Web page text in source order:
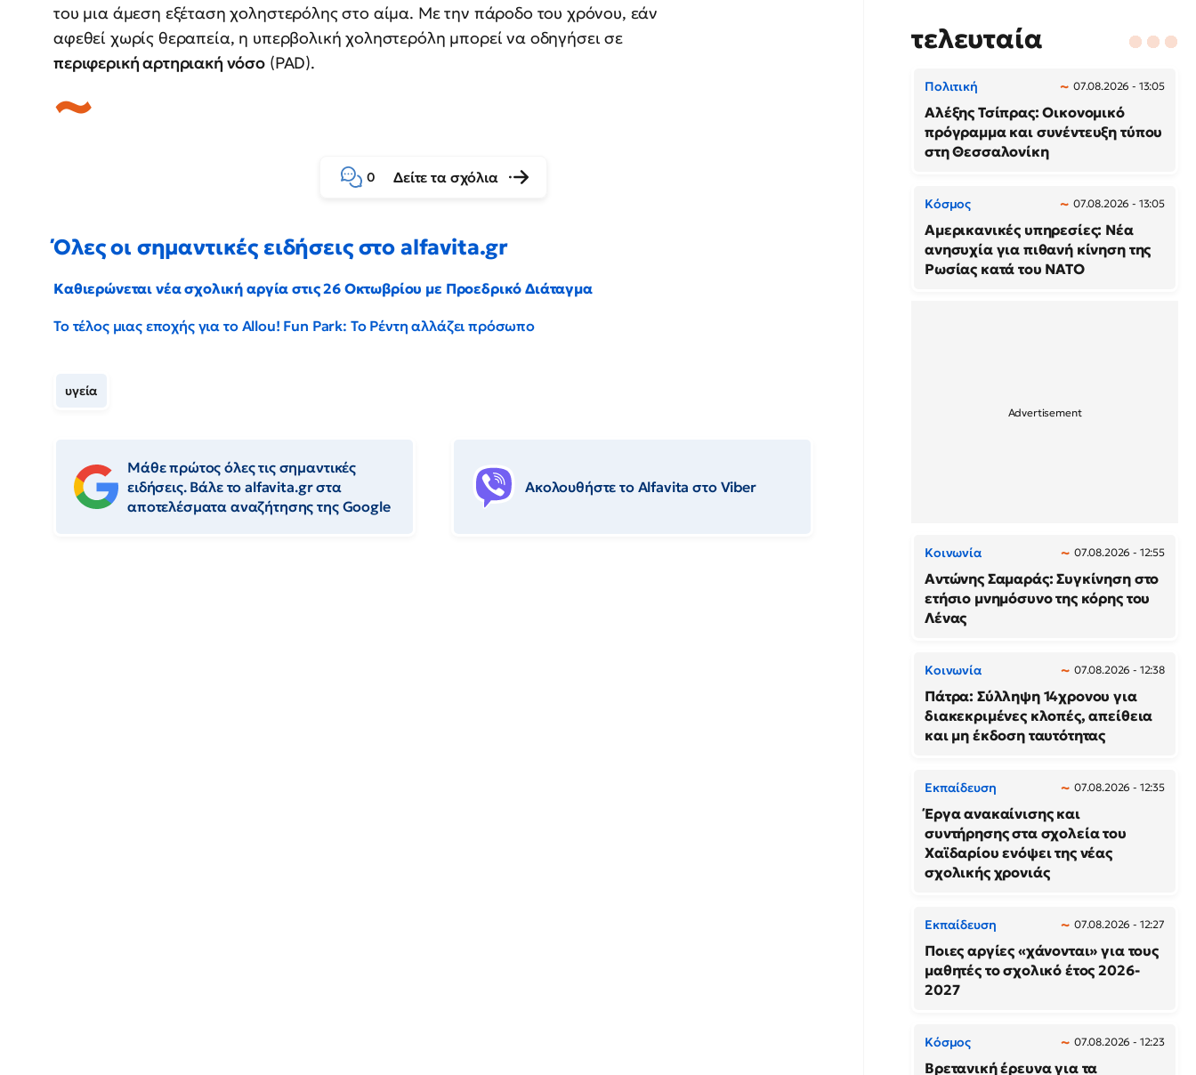
του μια άμεση εξέταση χοληστερόλης στο αίμα. Με την πάροδο του χρόνου, εάν
αφεθεί χωρίς θεραπεία, η υπερβολική χοληστερόλη μπορεί να οδηγήσει σε
περιφερική αρτηριακή νόσο (PAD).
0 Δείτε τα σχόλια
Όλες οι σημαντικές ειδήσεις στο alfavita.gr
Καθιερώνεται νέα σχολική αργία στις 26 Οκτωβρίου με Προεδρικό Διάταγμα
Το τέλος μιας εποχής για το Allou! Fun Park: Το Ρέντη αλλάζει πρόσωπο
υγεία
Μάθε πρώτος όλες τις σημαντικές
ειδήσεις. Βάλε το alfavita.gr στα
αποτελέσματα αναζήτησης της Google
Ακολουθήστε το Αlfavita στο Viber
τελευταία
Πολιτική 07.08.2026 - 13:05
Αλέξης Τσίπρας: Οικονομικό
πρόγραμμα και συνέντευξη τύπου
στη Θεσσαλονίκη
Κόσμος 07.08.2026 - 13:05
Αμερικανικές υπηρεσίες: Νέα
ανησυχία για πιθανή κίνηση της
Ρωσίας κατά του ΝΑΤΟ
Κοινωνία 07.08.2026 - 12:55
Αντώνης Σαμαράς: Συγκίνηση στο
ετήσιο μνημόσυνο της κόρης του
Λένας
Κοινωνία 07.08.2026 - 12:38
Πάτρα: Σύλληψη 14χρονου για
διακεκριμένες κλοπές, απείθεια
και μη έκδοση ταυτότητας
Εκπαίδευση 07.08.2026 - 12:35
Έργα ανακαίνισης και
συντήρησης στα σχολεία του
Χαϊδαρίου ενόψει της νέας
σχολικής χρονιάς
Εκπαίδευση 07.08.2026 - 12:27
Ποιες αργίες «χάνονται» για τους
μαθητές το σχολικό έτος 2026-
2027
Κόσμος 07.08.2026 - 12:23
Βρετανική έρευνα για τα